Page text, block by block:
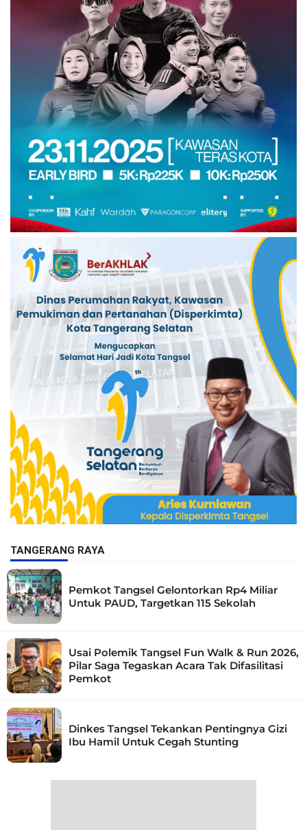
TANGERANG RAYA
Pemkot Tangsel Gelontorkan Rp4 Miliar
Untuk PAUD, Targetkan 115 Sekolah
Usai Polemik Tangsel Fun Walk & Run 2026,
Pilar Saga Tegaskan Acara Tak Difasilitasi
Pemkot
Dinkes Tangsel Tekankan Pentingnya Gizi
Ibu Hamil Untuk Cegah Stunting